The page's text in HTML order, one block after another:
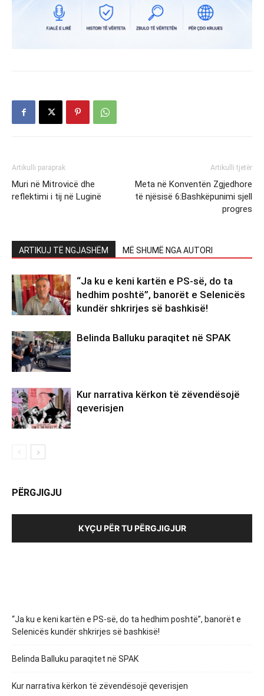
Artikulli paraprak
Muri në Mitrovicë dhe
reflektimi i tij në Luginë
Artikulli tjetër
Meta në Konventën Zgjedhore
të njësisë 6:Bashkëpunimi sjell
progres
ARTIKUJ TË NGJASHËM MË SHUMË NGA AUTORI
“Ja ku e keni kartën e PS-së, do ta
hedhim poshtë”, banorët e Selenicës
kundër shkrirjes së bashkisë!
Belinda Balluku paraqitet në SPAK
Kur narrativa kërkon të zëvendësojë
qeverisjen
PËRGJIGJU
KYÇU PËR TU PËRGJIGJUR
“Ja ku e keni kartën e PS-së, do ta hedhim poshtë”, banorët e
Selenicës kundër shkrirjes së bashkisë!
Belinda Balluku paraqitet në SPAK
Kur narrativa kërkon të zëvendësojë qeverisjen